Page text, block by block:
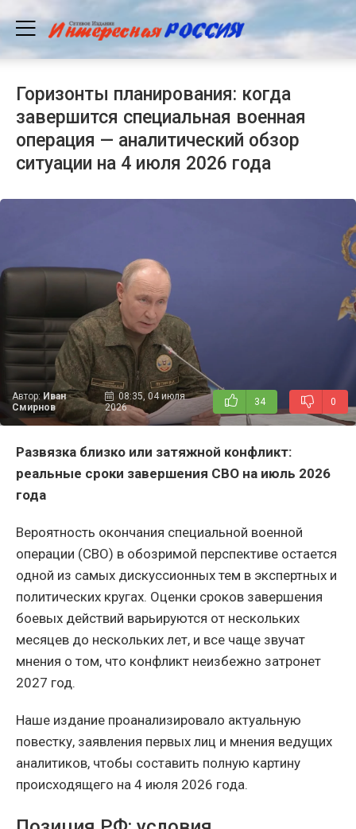
Горизонты планирования: когда
завершится специальная военная
операция — аналитический обзор
ситуации на 4 июля 2026 года
Автор:Иван
Смирнов
08:35, 04 июля
2026
34 0
Развязка близко или затяжной конфликт:
реальные сроки завершения СВО на июль 2026
года
Вероятность окончания специальной военной
операции (СВО) в обозримой перспективе остается
одной из самых дискуссионных тем в экспертных и
политических кругах. Оценки сроков завершения
боевых действий варьируются от нескольких
месяцев до нескольких лет, и все чаще звучат
мнения о том, что конфликт неизбежно затронет
2027 год.
Наше издание проанализировало актуальную
повестку, заявления первых лиц и мнения ведущих
аналитиков, чтобы составить полную картину
происходящего на 4 июля 2026 года.